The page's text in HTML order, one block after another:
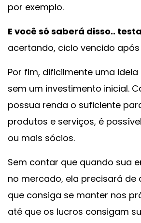
por exemplo.
E você só saberá disso..
acertando, ciclo vencido
Por fim, dificilmente uma
sem um investimento inicial.
possua renda o suficiente
produtos e serviços, é
ou mais sócios.
Sem contar que quando sua
no mercado, ela precisará de
que consiga se manter nos
até que os lucros consigam